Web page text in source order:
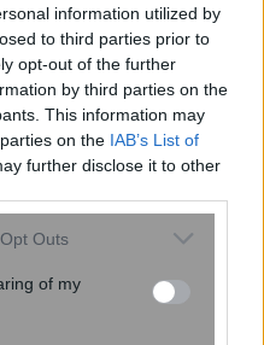
information utilized by
to third parties prior to
opt-out of the further
by third parties on the
This information may
on the IAB’s List of
further disclose it to other
uses one or more Google
You may click to
and its third-party tags to
Outs
of my
που είναι
και μπορεί